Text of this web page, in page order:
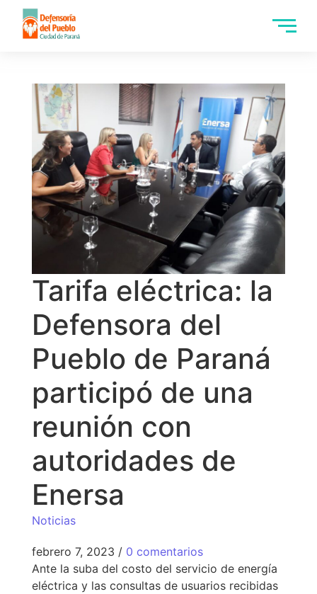
Tarifa eléctrica: la
Defensora del
Pueblo de Paraná
participó de una
reunión con
autoridades de
Enersa
Noticias
febrero 7, 2023 / 0 comentarios
Ante la suba del costo del servicio de energía
eléctrica y las consultas de usuarios recibidas